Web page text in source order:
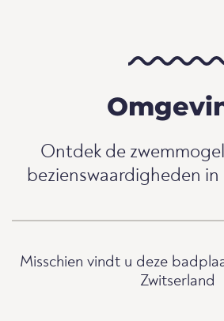
Ontdek de
bezienswaardigheden
Misschien vindt u deze
Zwitserland